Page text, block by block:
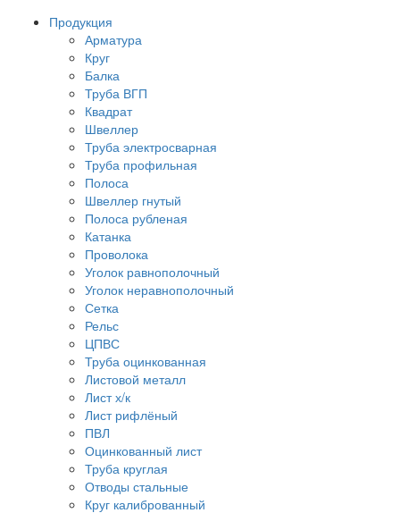
Продукция
Арматура
Круг
Балка
Труба ВГП
Квадрат
Швеллер
Труба электросварная
Труба профильная
Полоса
Швеллер гнутый
Полоса рубленая
Катанка
Проволока
Уголок равнополочный
Уголок неравнополочный
Сетка
Рельс
ЦПВС
Труба оцинкованная
Листовой металл
Лист х/к
Лист рифлёный
ПВЛ
Оцинкованный лист
Труба круглая
Отводы стальные
Круг калиброванный